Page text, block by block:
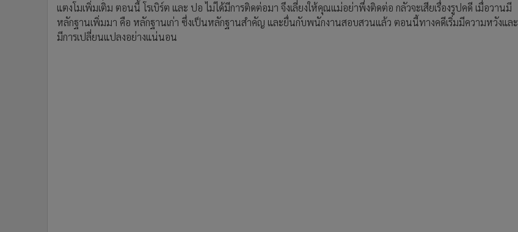
แตงโมเพิ่มเติม ตอนนี้ โรเบิร์ต และ ปอ ไม่ได้มีการติดต่อมา จึงเลี่ยงให้คุณแม่อย่าพึ่งติดต่อ กลัวจะเสียเรื่องรูปคดี เมื่อวานมี
หลักฐานเพิ่มมา คือ หลักฐานเก่า ซึ่งเป็นหลักฐานสำคัญ และยื่นกับพนักงานสอบสวนแล้ว ตอนนี้ทางคดีเริ่มมีความหวังและ
มีการเปลี่ยนแปลงอย่างแน่นอน